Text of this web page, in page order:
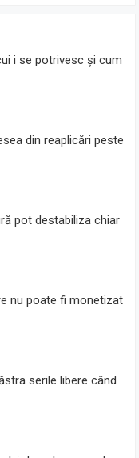
i se potrivesc și cum
din reaplicări peste
pot destabiliza chiar
nu poate fi monetizat
serile libere când